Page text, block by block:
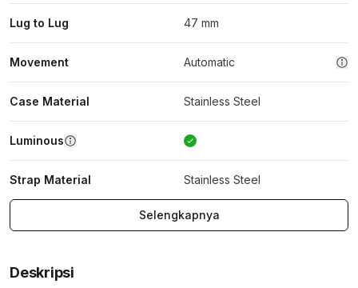
Lug to Lug 47 mm
Movement Automatic
Case Material Stainless Steel
Luminous
Strap Material Stainless Steel
Selengkapnya
Deskripsi